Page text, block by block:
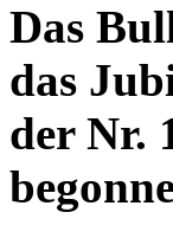
Das
das
der Nr.